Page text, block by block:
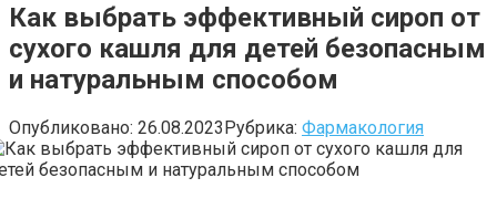
Как выбрать эффективный сироп от
сухого кашля для детей безопасным
и натуральным способом
Опубликовано: 26.08.2023Рубрика: Фармакология